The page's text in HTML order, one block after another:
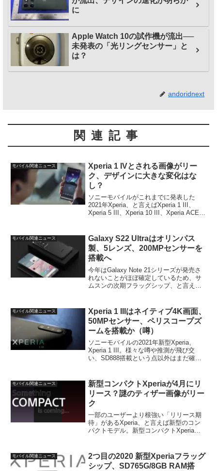
に
Apple Watch 10の試作機が流出──
未発表の「光リングセンサー」と
は？
andoridnext
関連記事
モバイル関連ニュース
Xperia 1 IVとされる画像がリー
ク、デザインに大きな変化はな
し？
ソニーモバイルがこれまでに発表した
2021年Xperia、と言えばXperia 1 III、
Xperia 5 III、Xperia 10 III、Xperia ACE II
モバイル関連ニュース
Galaxy S22 Ultraはオリンパス
製、5レンズ、200MPセンサーを
搭載へ
今年はGalaxy Note 21シリーズが発売さ
れないことがほぼ確定しているため、サ
ムスンの次期フラッグシップ、と言えば
の高い情報はほとんどありません。そ
ん...
モバイル関連ニュース
Xperia 1 IIIはネイティブ4K画面、
50MPセンサー、ペリスコープズ
ームを搭載か（噂）
ソニーモバイルの2021年新型Xperia、
Xperia 1 III。様々な噂や推測が飛び交
い、SD888搭載という点以外はまだ確実
回、Twitter上のリ...
モバイル関連ニュース
新型コンパクトXperiaが4月にリ
リース？謎のティザー画像がリー
ク
一部のユーザーより根強い「リリース期
待」があるXperia、と言えば新型のコン
パクトモデル。新型コンパクトXperiaに
のある情報はほとんどなく、結局2021年
前半のX...
モバイル関連ニュース
2つ目の2020 新型Xperiaフラッグ
シップ、SD765G/8GB RAM搭